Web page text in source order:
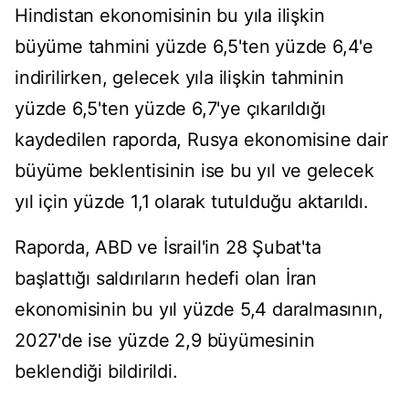
Hindistan ekonomisinin bu yıla ilişkin
büyüme tahmini yüzde 6,5'ten yüzde 6,4'e
indirilirken, gelecek yıla ilişkin tahminin
yüzde 6,5'ten yüzde 6,7'ye çıkarıldığı
kaydedilen raporda, Rusya ekonomisine dair
büyüme beklentisinin ise bu yıl ve gelecek
yıl için yüzde 1,1 olarak tutulduğu aktarıldı.
Raporda, ABD ve İsrail'in 28 Şubat'ta
başlattığı saldırıların hedefi olan İran
ekonomisinin bu yıl yüzde 5,4 daralmasının,
2027'de ise yüzde 2,9 büyümesinin
beklendiği bildirildi.